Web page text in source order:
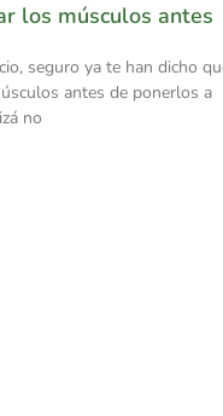
los músculos antes
seguro ya te han dicho
antes de ponerlos a
no